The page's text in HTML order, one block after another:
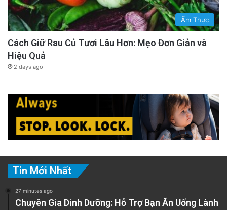
Ẩm Thực
Cách Giữ Rau Củ Tươi Lâu Hơn: Mẹo Đơn Giản và
Hiệu Quả
2 days ago
Tin Mới Nhất
27 minutes ago
Chuyên Gia Dinh Dưỡng: Hỗ Trợ Bạn Ăn Uống Lành